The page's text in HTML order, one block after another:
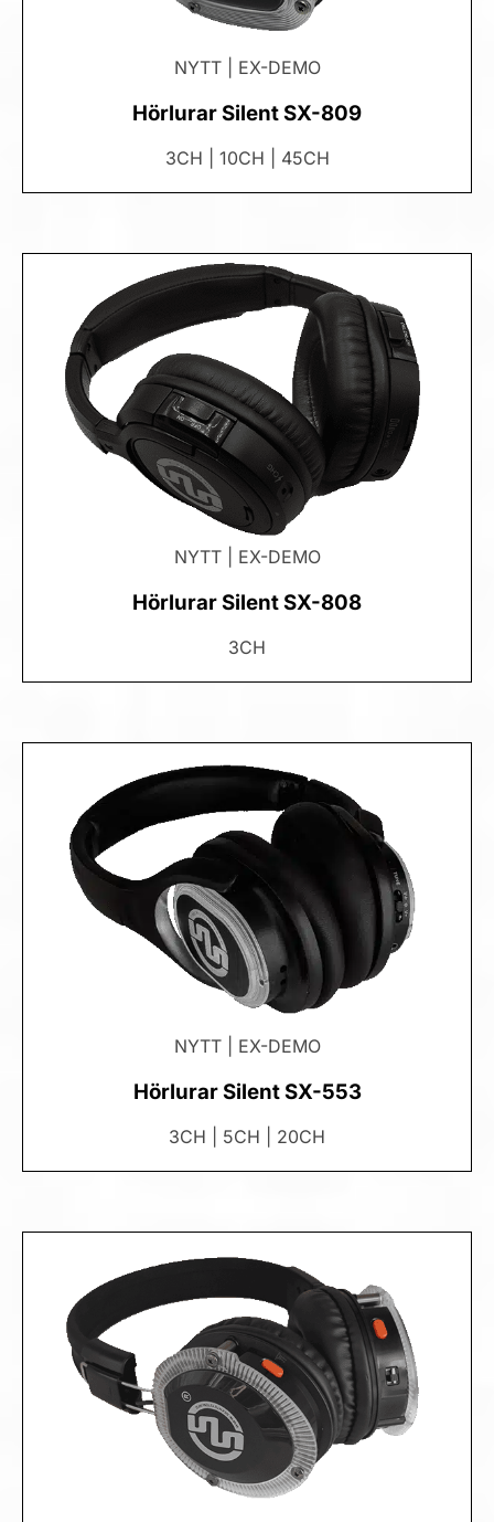
NYTT | EX-DEMO
Hörlurar Silent SX-809
3CH | 10CH | 45CH
NYTT | EX-DEMO
Hörlurar Silent SX-808
3CH
NYTT | EX-DEMO
Hörlurar Silent SX-553
3CH | 5CH | 20CH